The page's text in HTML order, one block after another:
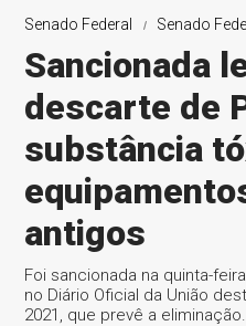
Senado Federal Senado
Sancionada
descarte de
substância
antigos
Foi sancionada na quinta-
no Diário Oficial da União
2021, que prevê a